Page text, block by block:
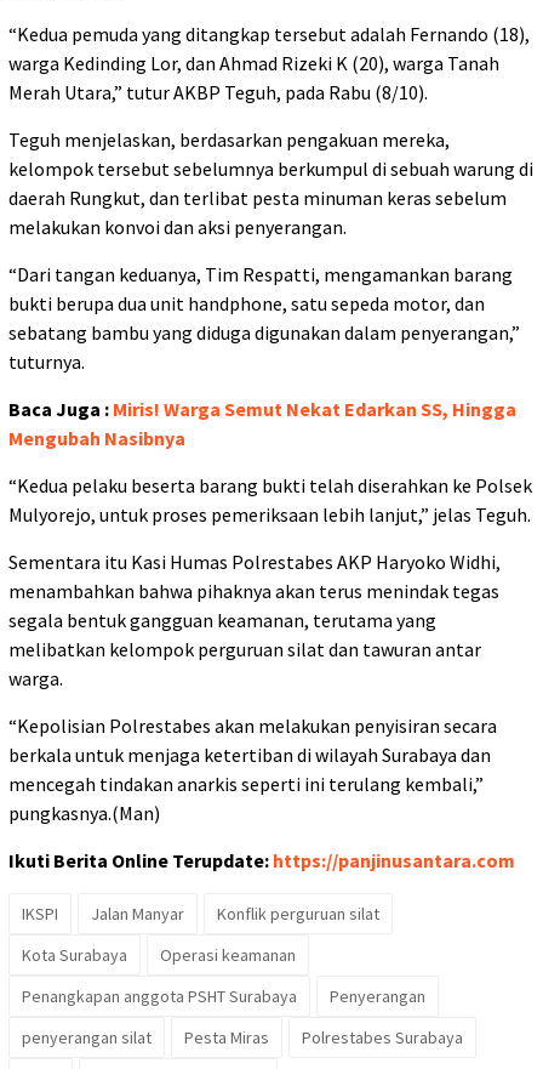
“Kedua pemuda yang ditangkap tersebut adalah Fernando (18),
warga Kedinding Lor, dan Ahmad Rizeki K (20), warga Tanah
Merah Utara,” tutur AKBP Teguh, pada Rabu (8/10).
Teguh menjelaskan, berdasarkan pengakuan mereka,
kelompok tersebut sebelumnya berkumpul di sebuah warung di
daerah Rungkut, dan terlibat pesta minuman keras sebelum
melakukan konvoi dan aksi penyerangan.
“Dari tangan keduanya, Tim Respatti, mengamankan barang
bukti berupa dua unit handphone, satu sepeda motor, dan
sebatang bambu yang diduga digunakan dalam penyerangan,”
tuturnya.
Baca Juga : Miris! Warga Semut Nekat Edarkan SS, Hingga
Mengubah Nasibnya
“Kedua pelaku beserta barang bukti telah diserahkan ke Polsek
Mulyorejo, untuk proses pemeriksaan lebih lanjut,” jelas Teguh.
Sementara itu Kasi Humas Polrestabes AKP Haryoko Widhi,
menambahkan bahwa pihaknya akan terus menindak tegas
segala bentuk gangguan keamanan, terutama yang
melibatkan kelompok perguruan silat dan tawuran antar
warga.
“Kepolisian Polrestabes akan melakukan penyisiran secara
berkala untuk menjaga ketertiban di wilayah Surabaya dan
mencegah tindakan anarkis seperti ini terulang kembali,”
pungkasnya.(Man)
Ikuti Berita Online Terupdate: https://panjinusantara.com
IKSPI Jalan Manyar
Konflik perguruan silat
Kota Surabaya
Operasi keamanan
Penangkapan anggota PSHT Surabaya
Penyerangan
penyerangan silat
Pesta Miras
Polrestabes Surabaya